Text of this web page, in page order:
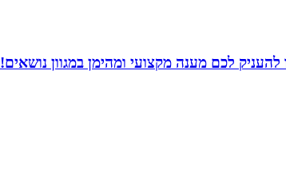
לכם מענה מקצועי ומהימן במגוון נושאים!